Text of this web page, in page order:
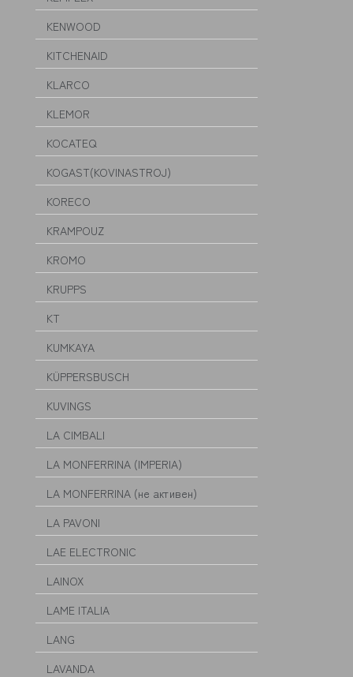
KENWOOD
KITCHENAID
KLARCO
KLEMOR
KOCATEQ
KOGAST(KOVINASTROJ)
KORECO
KRAMPOUZ
KROMO
KRUPPS
KT
KUMKAYA
KÜPPERSBUSCH
KUVINGS
LA CIMBALI
LA MONFERRINA (IMPERIA)
LA MONFERRINA (не активен)
LA PAVONI
LAE ELECTRONIC
LAINOX
LAME ITALIA
LANG
LAVANDA